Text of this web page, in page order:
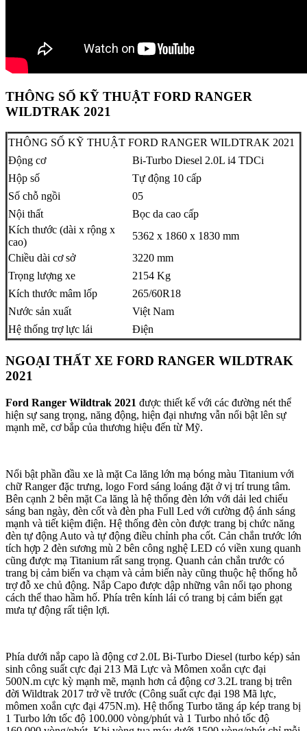
THÔNG SỐ KỸ THUẬT FORD RANGER
WILDTRAK 2021
THÔNG SỐ KỸ THUẬT FORD RANGER WILDTRAK 2021
Động cơ
Bi-Turbo Diesel 2.0L i4 TDCi
Hộp số
Tự động 10 cấp
Số chỗ ngồi
05
Nội thất
Bọc da cao cấp
Kích thước (dài x rộng x
cao)
5362 x 1860 x 1830 mm
Chiều dài cơ sở
3220 mm
Trọng lượng xe
2154 Kg
Kích thước mâm lốp
265/60R18
Nước sản xuất
Việt Nam
Hệ thống trợ lực lái
Điện
NGOẠI THẤT XE FORD RANGER WILDTRAK
2021
Ford Ranger Wildtrak 2021 được thiết kế với các đường nét thể
hiện sự sang trọng, năng động, hiện đại nhưng vẫn nổi bật lên sự
mạnh mẽ, cơ bắp của thương hiệu đến từ Mỹ.
Nổi bật phần đầu xe là mặt Ca lăng lớn mạ bóng màu Titanium với
chữ Ranger đặc trưng, logo Ford sáng loáng đặt ở vị trí trung tâm.
Bên cạnh 2 bên mặt Ca lăng là hệ thống đèn lớn với dải led chiếu
sáng ban ngày, đèn cốt và đèn pha Full Led với cường độ ánh sáng
mạnh và tiết kiệm điện. Hệ thống đèn còn được trang bị chức năng
đèn tự động Auto và tự động điều chỉnh pha cốt. Cản chắn trước lớn
tích hợp 2 đèn sương mù 2 bên công nghệ LED có viền xung quanh
cũng được mạ Titanium rất sang trọng. Quanh cản chắn trước có
trang bị cảm biến va chạm và cảm biến này cũng thuộc hệ thống hỗ
trợ đỗ xe chủ động. Nắp Capo được dập những vân nổi tạo phong
cách thể thao hầm hố. Phía trên kính lái có trang bị cảm biến gạt
mưa tự động rất tiện lợi.
Phía dưới nắp capo là động cơ 2.0L Bi-Turbo Diesel (turbo kép) sản
sinh công suất cực đại 213 Mã Lực và Mômen xoắn cực đại
500N.m cực kỳ mạnh mẽ, mạnh hơn cả động cơ 3.2L trang bị trên
đời Wildtrak 2017 trở về trước (Công suất cực đại 198 Mã lực,
mômen xoắn cực đại 475N.m). Hệ thống Turbo tăng áp kép trang bị
1 Turbo lớn tốc độ 100.000 vòng/phút và 1 Turbo nhỏ tốc độ